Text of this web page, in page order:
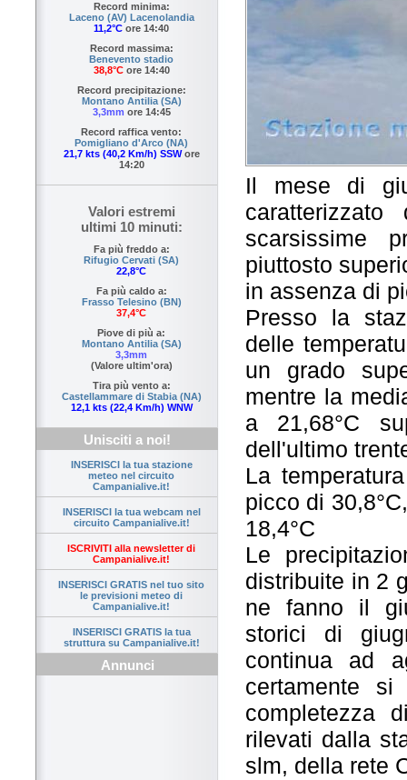
Record minima:
Laceno (AV) Lacenolandia
11,2°C ore 14:40
Record massima:
Benevento stadio
38,8°Core 14:40
Record precipitazione:
Montano Antilia (SA)
3,3mm ore 14:45
Record raffica vento:
Pomigliano d'Arco (NA)
21,7 kts (40,2 Km/h) SSWore
14:20
Valori estremi
ultimi 10 minuti:
Fa più freddo a:
Rifugio Cervati (SA)
22,8°C
Fa più caldo a:
Frasso Telesino (BN)
37,4°C
Piove di più a:
Montano Antilia (SA)
3,3mm
(Valore ultim'ora)
Tira più vento a:
Castellammare di Stabia (NA)
12,1 kts (22,4 Km/h) WNW
Unisciti a noi!
INSERISCI la tua stazione
meteo nel circuito
Campanialive.it!
INSERISCI la tua webcam nel
circuito Campanialive.it!
ISCRIVITI alla newsletter di
Campanialive.it!
INSERISCI GRATIS nel tuo sito
le previsioni meteo di
Campanialive.it!
INSERISCI GRATIS la tua
struttura su Campanialive.it!
Annunci
Il mese di
scarsissime
piuttosto
in assenza di
Presso la
delle
un grado
mentre la
a 21,68°C
dell'ultimo
La
picco di
18,4°C
Le
distribuite in 2
ne fanno il
storici di
continua ad
certamente
completezza
rilevati dalla
slm, della rete